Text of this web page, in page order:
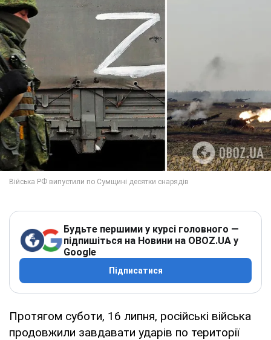
Будьте першими у курсі головного —
підпишіться на Новини на OBOZ.UA у
Google
Підписатися
Протягом суботи, 16 липня, російські війська
продовжили завдавати ударів по території